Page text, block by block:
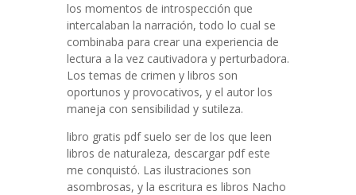
los momentos de introspección que
intercalaban la narración, todo lo cual se
combinaba para crear una experiencia de
lectura a la vez cautivadora y perturbadora.
Los temas de crimen y libros son
oportunos y provocativos, y el autor los
maneja con sensibilidad y sutileza.
libro gratis pdf suelo ser de los que leen
libros de naturaleza, descargar pdf este
me conquistó. Las ilustraciones son
asombrosas, y la escritura es libros Nacho